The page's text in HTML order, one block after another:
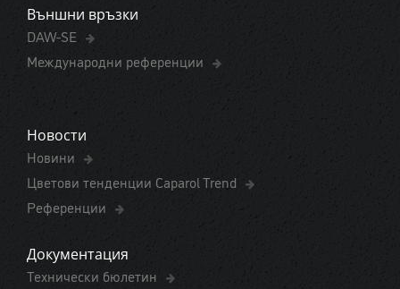
Външни връзки
DAW-SE
Международни референции
Новости
Новини
Цветови тенденции Caparol Trend
Референции
Документация
Технически бюлетин